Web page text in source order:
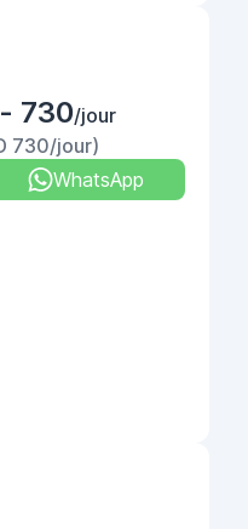
730/jour
730/jour)
WhatsApp